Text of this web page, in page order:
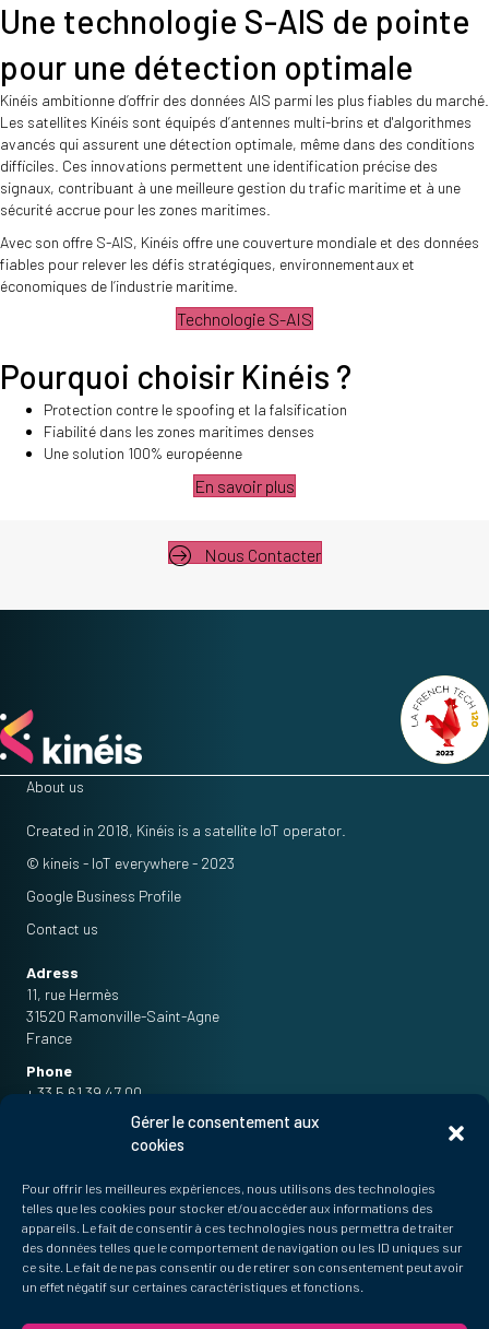
Gérer le consentement aux
cookies
Pour offrir les meilleures expériences, nous utilisons des technologies
telles que les cookies pour stocker et/ou accéder aux informations des
appareils. Le fait de consentir à ces technologies nous permettra de traiter
des données telles que le comportement de navigation ou les ID uniques sur
ce site. Le fait de ne pas consentir ou de retirer son consentement peut avoir
un effet négatif sur certaines caractéristiques et fonctions.
Une technologie S-AIS de pointe
pour une détection optimale
Kinéis ambitionne d’offrir des données AIS parmi les plus fiables du marché.
Les satellites Kinéis sont équipés d’antennes multi-brins et d'algorithmes
avancés qui assurent une détection optimale, même dans des conditions
difficiles. Ces innovations permettent une identification précise des
signaux, contribuant à une meilleure gestion du trafic maritime et à une
sécurité accrue pour les zones maritimes.
Avec son offre S-AIS, Kinéis offre une couverture mondiale et des données
fiables pour relever les défis stratégiques, environnementaux et
économiques de l’industrie maritime.
Technologie S-AIS
Pourquoi choisir Kinéis ?
Protection contre le spoofing et la falsification
Fiabilité dans les zones maritimes denses
Une solution 100% européenne
En savoir plus
Nous Contacter
About us
Created in 2018, Kinéis is a satellite IoT operator.
© kineis - IoT everywhere - 2023
Google Business Profile
Contact us
Adress
11, rue Hermès
31520 Ramonville-Saint-Agne
France
Phone
+ 33 5 61 39 47 00
FAQ
Press
Newsletter
News
Privacy Policy